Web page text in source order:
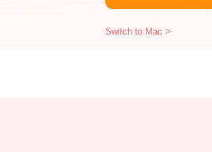
Switch to Mac >